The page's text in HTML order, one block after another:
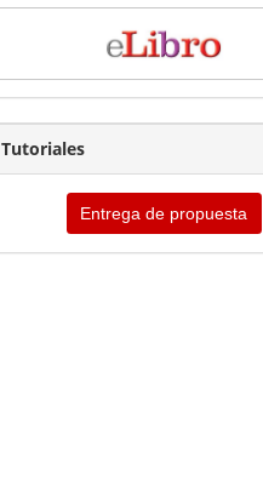
Tutoriales
Entrega de propuesta